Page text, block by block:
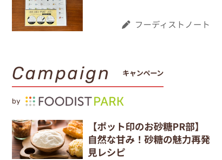
フーディストノート
Campaign キャンペーン
by
【ポット印のお砂糖PR部】
自然な甘み！砂糖の魅力再発
見レシピ